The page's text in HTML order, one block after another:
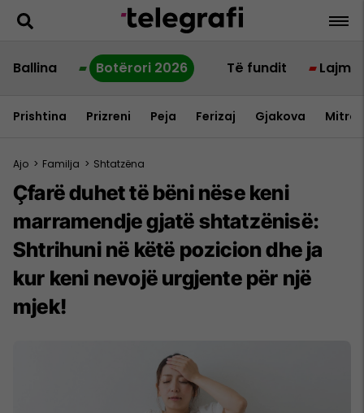
Ballina Botërori 2026 Të fundit Lajme
Prishtina Prizreni Peja Ferizaj Gjakova
Ajo > Familja > Shtatzëna
Çfarë duhet të bëni nëse keni
marramendje gjatë shtatzënisë:
Shtrihuni në këtë pozicion dhe ja
kur keni nevojë urgjente për një
mjek!